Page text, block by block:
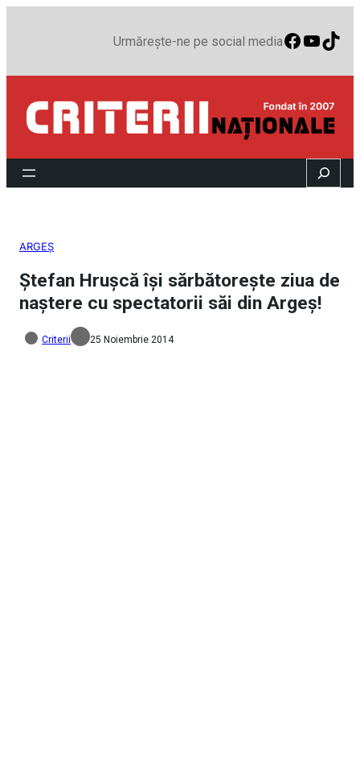
Urmărește-ne pe social media
Search
ARGEȘ
Ștefan Hrușcă își sărbătorește ziua de
naștere cu spectatorii săi din Argeș!
Criterii 25 Noiembrie 2014